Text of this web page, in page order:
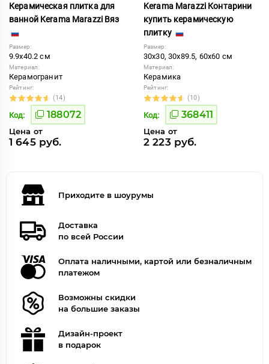
Керамическая плитка для
ванной Kerama Marazzi Вяз
Размер:
9.9x40.2 см
Материал:
Керамогранит
Рейтинг:
(14)
Код: 188072
Цена от
1 645 руб.
Kerama Marazzi Контарини
купить керамическую
плитку
Размер:
30x30, 30x89.5, 60x60 см
Материал:
Керамика
Рейтинг:
(10)
Код: 368411
Цена от
2 223 руб.
Приходите в шоурумы
Доставка
по всей России
Оплата наличными, картой или безналичным
платежом
Возможны скидки
на большие заказы
Дизайн-проект
в подарок